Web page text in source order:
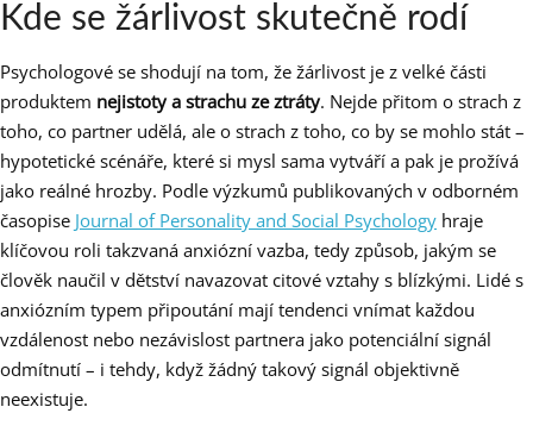
Kde se žárlivost skutečně rodí
Psychologové se shodují na tom, že žárlivost je z velké části
produktem nejistoty a strachu ze ztráty. Nejde přitom o strach z
toho, co partner udělá, ale o strach z toho, co by se mohlo stát –
hypotetické scénáře, které si mysl sama vytváří a pak je prožívá
jako reálné hrozby. Podle výzkumů publikovaných v odborném
časopise Journal of Personality and Social Psychology hraje
klíčovou roli takzvaná anxiózní vazba, tedy způsob, jakým se
člověk naučil v dětství navazovat citové vztahy s blízkými. Lidé s
anxiózním typem připoutání mají tendenci vnímat každou
vzdálenost nebo nezávislost partnera jako potenciální signál
odmítnutí – i tehdy, když žádný takový signál objektivně
neexistuje.